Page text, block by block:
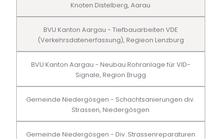
Knoten Distelberg, Aarau
BVU Kanton Aargau - Tiefbauarbeiten VDE
(Verkehrsdatenerfassung), Regieon Lenzburg
BVU Kanton Aargau - Neubau Rohranlage für VID-
Signale, Region Brugg
Gemeinde Niedergösgen - Schachtsanierungen div.
Strassen, Niedergösgen
Gemeinde Niedergösgen - Div. Strassenreparaturen